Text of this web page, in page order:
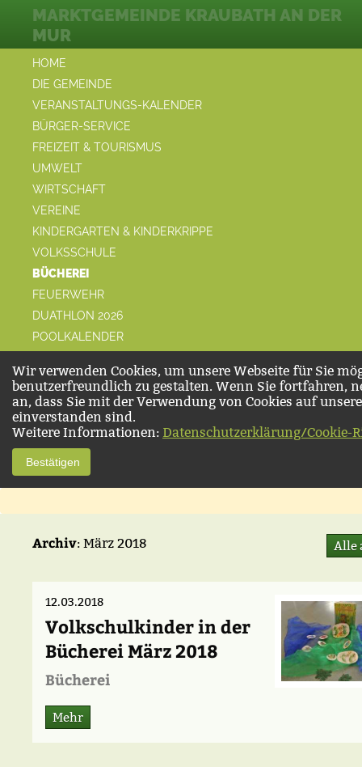
HOME
DIE GEMEINDE
VERANSTALTUNGS-KALENDER
BÜRGER-SERVICE
FREIZEIT & TOURISMUS
UMWELT
WIRTSCHAFT
VEREINE
KINDERGARTEN & KINDERKRIPPE
VOLKSSCHULE
BÜCHEREI
FEUERWEHR
DUATHLON 2026
POOLKALENDER
MARKTGEMEINDE KRAUBATH AN DER
MUR
Wir verwenden Cookies, um unsere Webseite für Sie
benutzerfreundlich zu gestalten. Wenn Sie fortfahren,
an, dass Sie mit der Verwendung von Cookies auf
einverstanden sind.
Weitere Informationen: Datenschutzerklärung/Cookie-
Bestätigen
Archiv: März 2018 Alle
12.03.2018
Volkschulkinder in der
Bücherei März 2018
Bücherei
Mehr